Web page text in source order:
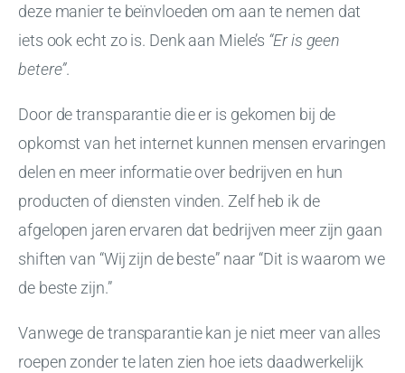
deze manier te beïnvloeden om aan te nemen dat
iets ook echt zo is. Denk aan Miele’s “Er is geen
betere”.
Door de transparantie die er is gekomen bij de
opkomst van het internet kunnen mensen ervaringen
delen en meer informatie over bedrijven en hun
producten of diensten vinden. Zelf heb ik de
afgelopen jaren ervaren dat bedrijven meer zijn gaan
shiften van “Wij zijn de beste” naar “Dit is waarom we
de beste zijn.”
Vanwege de transparantie kan je niet meer van alles
roepen zonder te laten zien hoe iets daadwerkelijk